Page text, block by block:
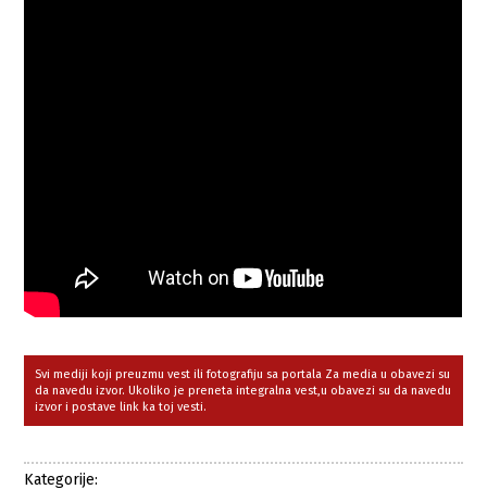
Svi mediji koji preuzmu vest ili fotografiju sa portala Za media u obavezi su
da navedu izvor. Ukoliko je preneta integralna vest,u obavezi su da navedu
izvor i postave link ka toj vesti.
Kategorije: